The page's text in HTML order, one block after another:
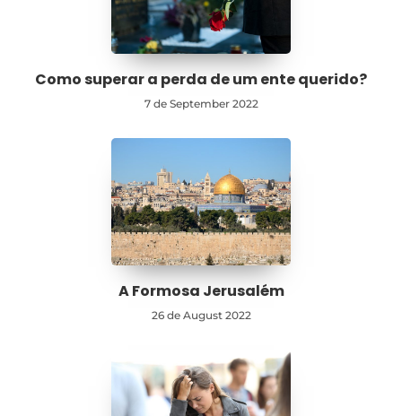
Como superar a perda de um ente querido?
7 de September 2022
A Formosa Jerusalém
26 de August 2022